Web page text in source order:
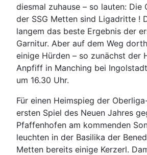
diesmal zuhause – so lauten: Die
der SSG Metten sind Ligadritte !
langem das beste Ergebnis der
Garnitur. Aber auf dem Weg
einige Hürden – so zunächst der
Anpfiff in Manching bei
um 16.30 Uhr.
Für einen Heimspieg der
ersten Spiel des Neuen Jahres
Pfaffenhofen am kommenden
leuchten in der Basilika der
Metten bereits einige Kerzerl.